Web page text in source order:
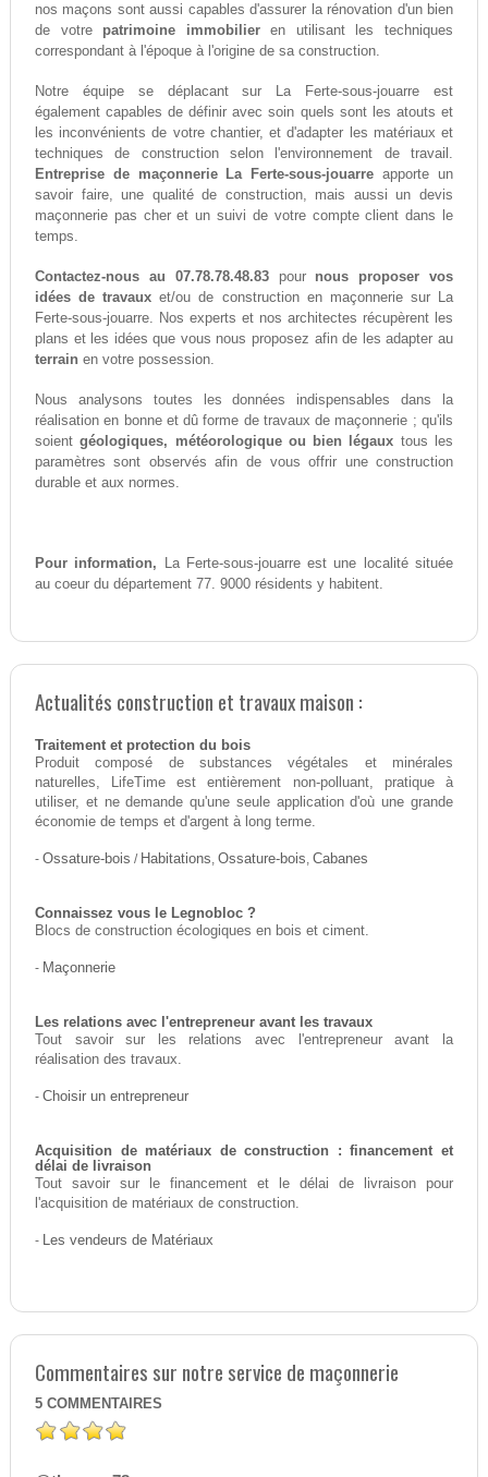
nos maçons sont aussi capables d'assurer la rénovation d'un bien
de votre patrimoine immobilieren utilisant les techniques
correspondant à l'époque à l'origine de sa construction.
Notre équipe se déplacant sur La Ferte-sous-jouarre est
également capables de définir avec soin quels sont les atouts et
les inconvénients de votre chantier, et d'adapter les matériaux et
techniques de construction selon l'environnement de travail.
Entreprise de maçonnerie La Ferte-sous-jouarre apporte un
savoir faire, une qualité de construction, mais aussi un devis
maçonnerie pas cher et un suivi de votre compte client dans le
temps.
Contactez-nous au 07.78.78.48.83pour nous proposer vos
idées de travaux et/ou de construction en maçonnerie sur La
Ferte-sous-jouarre. Nos experts et nos architectes récupèrent les
plans et les idées que vous nous proposez afin de les adapter au
terrain en votre possession.
Nous analysons toutes les données indispensables dans la
réalisation en bonne et dû forme de travaux de maçonnerie ; qu'ils
soientgéologiques, météorologique ou bien légaux tous les
paramètres sont observés afin de vous offrir une construction
durable et aux normes.
Pour information, La Ferte-sous-jouarre est une localité située
au coeur du département 77. 9000 résidents y habitent.
Actualités construction et travaux maison :
Traitement et protection du bois
Produit composé de substances végétales et minérales
naturelles, LifeTime est entièrement non-polluant, pratique à
utiliser, et ne demande qu'une seule application d'où une grande
économie de temps et d'argent à long terme.
- Ossature-bois / Habitations, Ossature-bois, Cabanes
Connaissez vous le Legnobloc ?
Blocs de construction écologiques en bois et ciment.
- Maçonnerie
Les relations avec l'entrepreneur avant les travaux
Tout savoir sur les relations avec l'entrepreneur avant la
réalisation des travaux.
- Choisir un entrepreneur
Acquisition de matériaux de construction : financement et
délai de livraison
Tout savoir sur le financement et le délai de livraison pour
l'acquisition de matériaux de construction.
- Les vendeurs de Matériaux
Commentaires sur notre service de maçonnerie
5 COMMENTAIRES